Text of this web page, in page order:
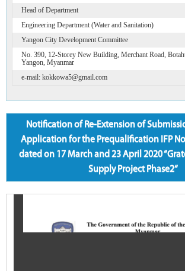
Head of Department
Engineering Department (Water and Sanitation)
Yangon City Development Committee
No. 390, 12-Storey New Building, Merchant Road,
Yangon, Myanmar
e-mail: kokkowa5@gmail.com
Notification of Re-Extension of
Application for the Prequalification IFP
dated on 17 March and 23 April 2020
Supply Project Phase2“